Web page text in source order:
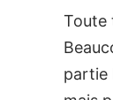
Toute
partie